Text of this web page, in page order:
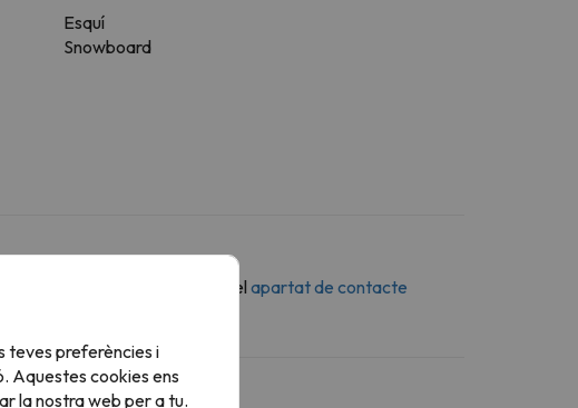
Esquí
Snowboard
un missatge a través del apartat de contacte
teves preferències i
Aquestes cookies ens
la nostra web per a tu.